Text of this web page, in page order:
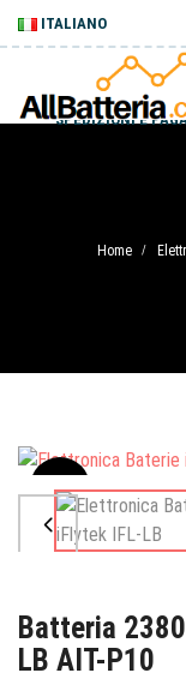
ITALIANO
SPEDIZIONI E
Home /
Sale
Batteria
LB AIT-P10